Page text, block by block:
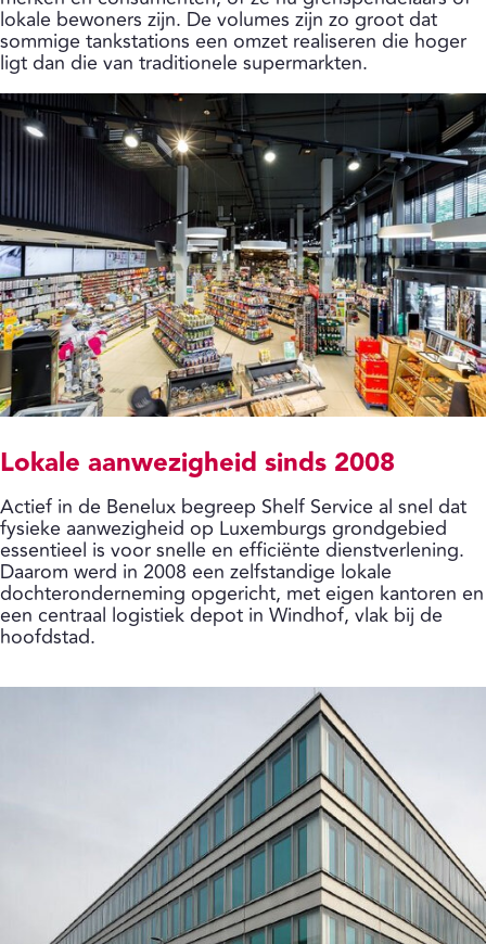
lokale bewoners zijn. De volumes zijn zo groot dat
sommige tankstations een omzet realiseren die hoger
ligt dan die van traditionele supermarkten.
Lokale aanwezigheid sinds 2008
Actief in de Benelux begreep Shelf Service al snel dat
fysieke aanwezigheid op Luxemburgs grondgebied
essentieel is voor snelle en efficiënte dienstverlening.
Daarom werd in 2008 een zelfstandige lokale
dochteronderneming opgericht, met eigen kantoren en
een centraal logistiek depot in Windhof, vlak bij de
hoofdstad.